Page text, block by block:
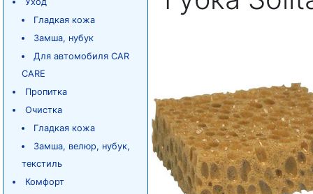
Гладкая кожа
Замша, нубук
Для автомобиля CAR
CARE
Пропитка
Очистка
Гладкая кожа
Замша, велюр, нубук,
текстиль
Комфорт